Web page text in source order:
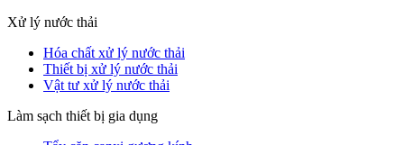
Xử lý nước thải
Hóa chất xử lý nước thải
Thiết bị xử lý nước thải
Vật tư xử lý nước thải
Làm sạch thiết bị gia dụng